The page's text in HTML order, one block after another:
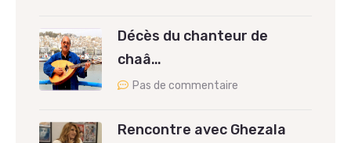
Décès du chanteur de
chaâ…
Pas de commentaire
Rencontre avec Ghezala